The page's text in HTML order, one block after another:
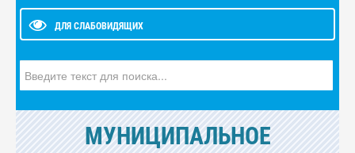
ДЛЯ СЛАБОВИДЯЩИХ
МУНИЦИПАЛЬНОЕ